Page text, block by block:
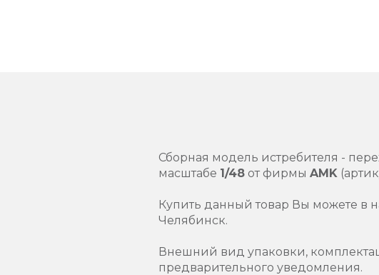
Сборная модель истребителя -
масштабе 1/48 от фирмы AMK
Купить данный товар Вы можете в
Челябинск.
Внешний вид упаковки,
предварительного уведомления.